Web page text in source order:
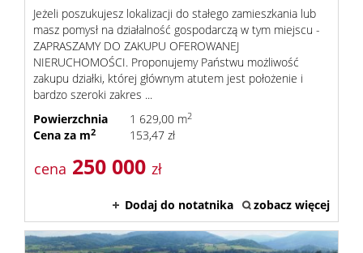
Jeżeli poszukujesz lokalizacji do stałego zamieszkania lub
masz pomysł na działalność gospodarczą w tym miejscu -
ZAPRASZAMY DO ZAKUPU OFEROWANEJ
NIERUCHOMOŚCI. Proponujemy Państwu możliwość
zakupu działki, której głównym atutem jest położenie i
bardzo szeroki zakres ...
Powierzchnia
1 629,00 m2
Cena za m2 153,47 zł
cena 250 000 zł
Dodaj do notatnika zobacz więcej